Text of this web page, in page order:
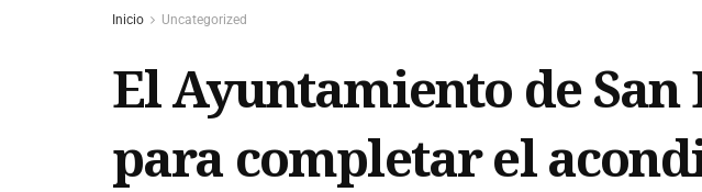
Inicio Uncategorized
El Ayuntamiento de San
para completar el